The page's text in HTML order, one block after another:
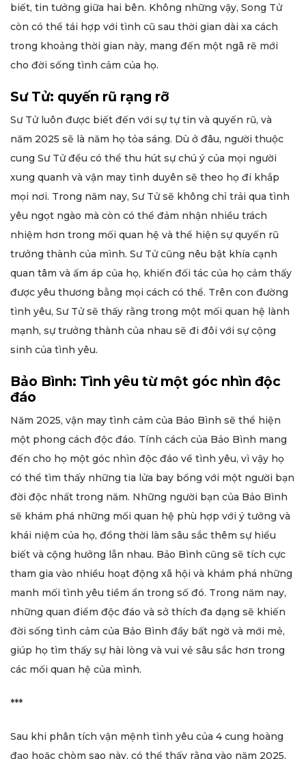
biết, tin tưởng giữa hai bên. Không những vậy, Song Tử
còn có thể tái hợp với tình cũ sau thời gian dài xa cách
trong khoảng thời gian này, mang đến một ngã rẽ mới
cho đời sống tình cảm của họ.
Sư Tử: quyến rũ rạng rỡ
Sư Tử luôn được biết đến với sự tự tin và quyến rũ, và
năm 2025 sẽ là năm họ tỏa sáng. Dù ở đâu, người thuộc
cung Sư Tử đều có thể thu hút sự chú ý của mọi người
xung quanh và vận may tình duyên sẽ theo họ đi khắp
mọi nơi. Trong năm nay, Sư Tử sẽ không chỉ trải qua tình
yêu ngọt ngào mà còn có thể đảm nhận nhiều trách
nhiệm hơn trong mối quan hệ và thể hiện sự quyến rũ
trưởng thành của mình. Sư Tử cũng nêu bật khía cạnh
quan tâm và ấm áp của họ, khiến đối tác của họ cảm thấy
được yêu thương bằng mọi cách có thể. Trên con đường
tình yêu, Sư Tử sẽ thấy rằng trong một mối quan hệ lành
mạnh, sự trưởng thành của nhau sẽ đi đôi với sự cộng
sinh của tình yêu.
Bảo Bình: Tình yêu từ một góc nhìn độc
đáo
Năm 2025, vận may tình cảm của Bảo Bình sẽ thể hiện
một phong cách độc đáo. Tính cách của Bảo Bình mang
đến cho họ một góc nhìn độc đáo về tình yêu, vì vậy họ
có thể tìm thấy những tia lửa bay bổng với một người bạn
đời độc nhất trong năm. Những người bạn của Bảo Bình
sẽ khám phá những mối quan hệ phù hợp với ý tưởng và
khái niệm của họ, đồng thời làm sâu sắc thêm sự hiểu
biết và cộng hưởng lẫn nhau. Bảo Bình cũng sẽ tích cực
tham gia vào nhiều hoạt động xã hội và khám phá những
manh mối tình yêu tiềm ẩn trong số đó. Trong năm nay,
những quan điểm độc đáo và sở thích đa dạng sẽ khiến
đời sống tình cảm của Bảo Bình đầy bất ngờ và mới mẻ,
giúp họ tìm thấy sự hài lòng và vui vẻ sâu sắc hơn trong
các mối quan hệ của mình.
***
Sau khi phân tích vận mệnh tình yêu của 4 cung hoàng
đạo hoặc chòm sao này, có thể thấy rằng vào năm 2025,